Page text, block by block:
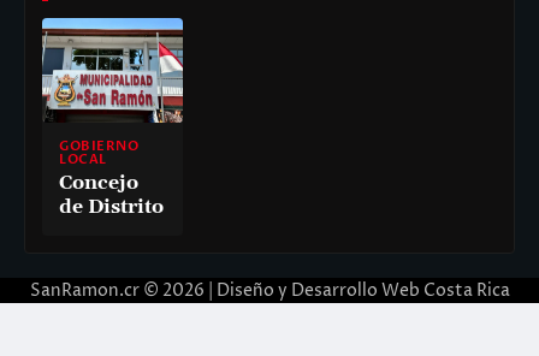
GOBIERNO
LOCAL
Concejo
de Distrito
SanRamon.cr © 2026 | Diseño y Desarrollo Web Costa Rica